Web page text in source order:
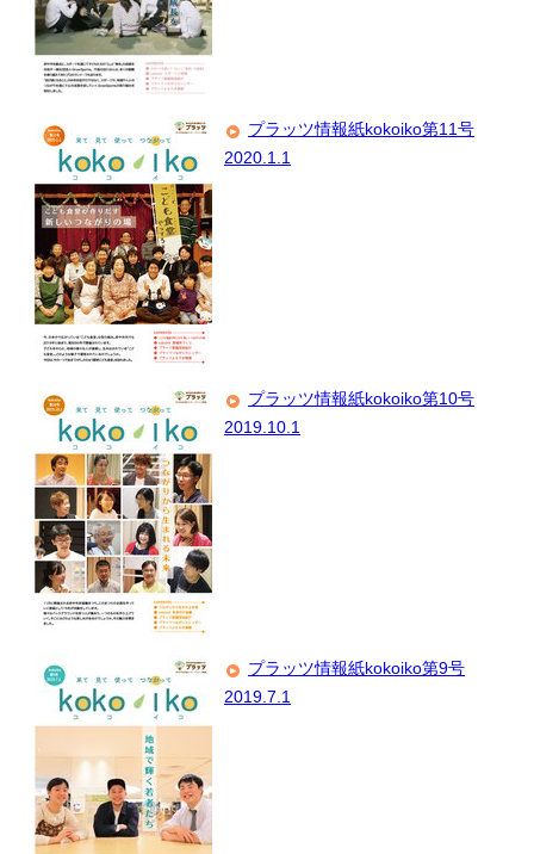
プラッツ情報紙kokoiko第11号
2020.1.1
プラッツ情報紙kokoiko第10号
2019.10.1
プラッツ情報紙kokoiko第9号
2019.7.1